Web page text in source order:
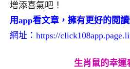
增添喜氣吧！
用app看文章，擁有更好的閱
網址： https://
生肖鼠的幸運